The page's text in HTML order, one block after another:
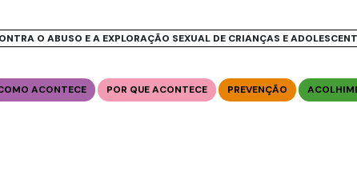
O ABUSO E A EXPLORAÇÃO SEXUAL DE CRIANÇAS E
ACONTECE POR QUE ACONTECE PREVENÇÃO